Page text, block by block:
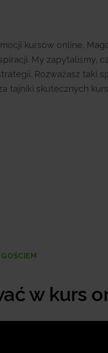
kursów online,
My zapytaliśmy,
Rozważasz taki
tajniki skutecznych
w kurs